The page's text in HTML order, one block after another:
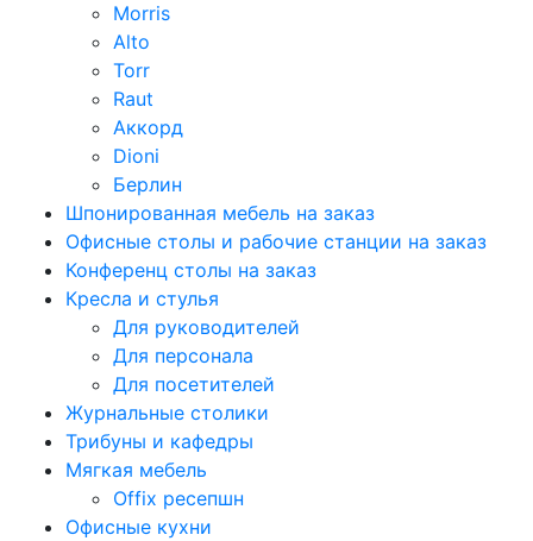
Morris
Alto
Torr
Raut
Аккорд
Dioni
Берлин
Шпонированная мебель на заказ
Офисные столы и рабочие станции на заказ
Конференц столы на заказ
Кресла и стулья
Для руководителей
Для персонала
Для посетителей
Журнальные столики
Трибуны и кафедры
Мягкая мебель
Offix ресепшн
Офисные кухни